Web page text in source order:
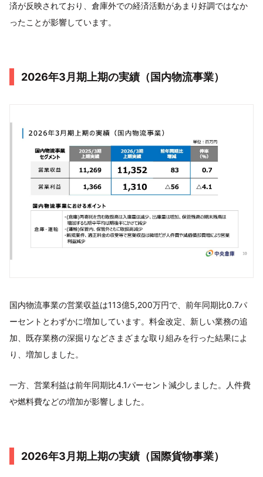
済が反映されており、倉庫外での経済活動があまり好調ではなか
ったことが影響しています。
2026年3月期上期の実績（国内物流事業）
国内物流事業の営業収益は113億5,200万円で、前年同期比0.7パ
ーセントとわずかに増加しています。料金改定、新しい業務の追
加、既存業務の深掘りなどさまざまな取り組みを行った結果によ
り、増加しました。
一方、営業利益は前年同期比4.1パーセント減少しました。人件費
や燃料費などの増加が影響しました。
2026年3月期上期の実績（国際貨物事業）